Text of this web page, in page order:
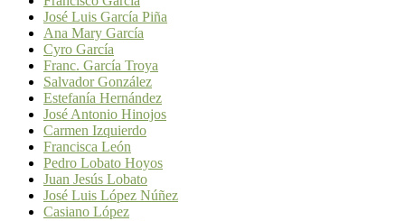
José Luis García Piña
Ana Mary García
Cyro García
Franc. García Troya
Salvador González
Estefanía Hernández
José Antonio Hinojos
Carmen Izquierdo
Francisca León
Pedro Lobato Hoyos
Juan Jesús Lobato
José Luis López Núñez
Casiano López